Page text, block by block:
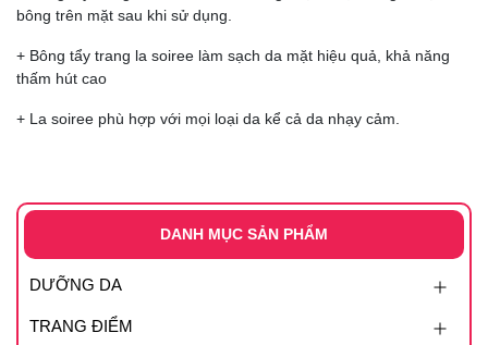
bông trên mặt sau khi sử dụng.
+ Bông tẩy trang la soiree làm sạch da mặt hiệu quả, khả năng
thấm hút cao
+ La soiree phù hợp với mọi loại da kể cả da nhạy cảm.
DANH MỤC SẢN PHẨM
DƯỠNG DA
TRANG ĐIỂM